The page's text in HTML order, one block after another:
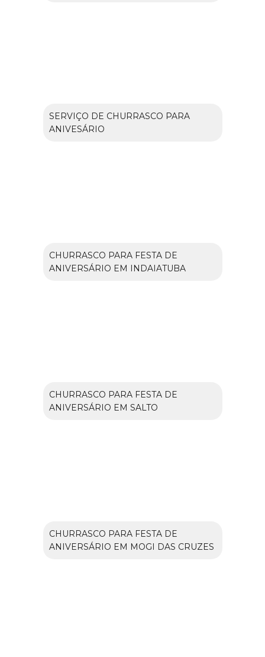
SERVIÇO DE CHURRASCO PARA
ANIVESÁRIO
CHURRASCO PARA FESTA DE
ANIVERSÁRIO EM INDAIATUBA
CHURRASCO PARA FESTA DE
ANIVERSÁRIO EM SALTO
CHURRASCO PARA FESTA DE
ANIVERSÁRIO EM MOGI DAS CRUZES